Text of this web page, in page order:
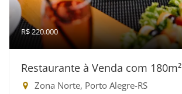
R$ 220.000
Restaurante à Venda com 180m²
Zona Norte, Porto Alegre-RS